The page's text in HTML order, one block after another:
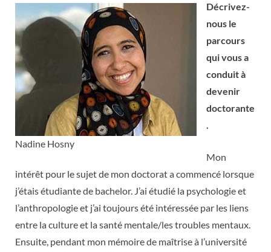
Nadine Hosny
Décrivez-
nous le
parcours
qui vous a
conduit à
devenir
doctorante
.
Mon
intérêt pour le sujet de mon doctorat a commencé lorsque
j’étais étudiante de bachelor. J’ai étudié la psychologie et
l’anthropologie et j’ai toujours été intéressée par les liens
entre la culture et la santé mentale/les troubles mentaux.
Ensuite, pendant mon mémoire de maîtrise à l’université